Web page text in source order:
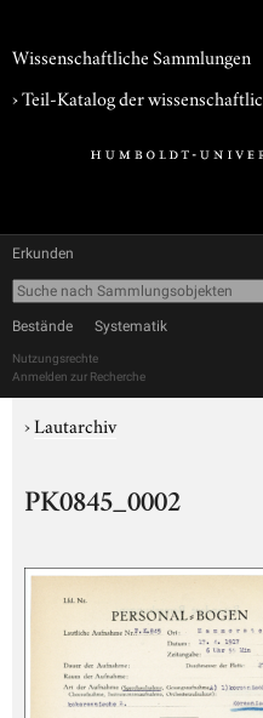
Wissenschaftliche Sammlungen
› Teil-Katalog der
Erkunden
Bestände Systematik
Nutzungsrechte
Anmelden zur Recherche
›Lautarchiv
PK0845_0002